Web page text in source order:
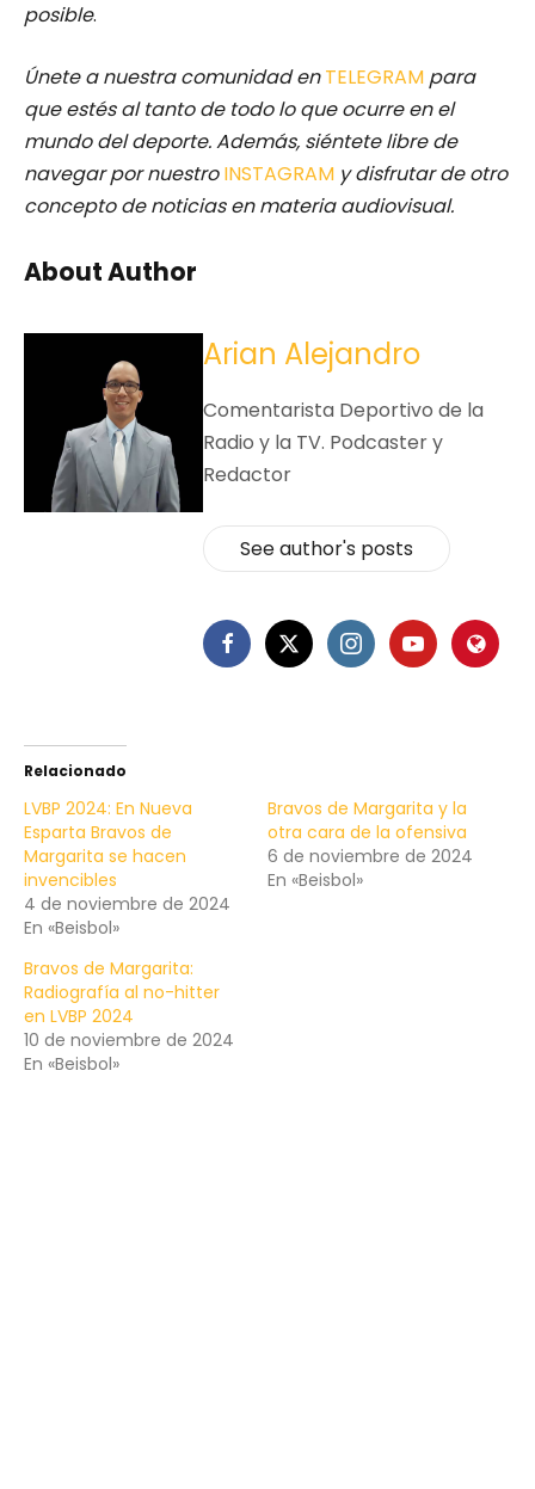
posible.
Únete a nuestra comunidad enTELEGRAM para
que estés al tanto de todo lo que ocurre en el
mundo del deporte. Además, siéntete libre de
navegar por nuestro INSTAGRAM y disfrutar de otro
concepto de noticias en materia audiovisual.
About Author
Arian Alejandro
Comentarista Deportivo de la
Radio y la TV. Podcaster y
Redactor
See author's posts
Relacionado
LVBP 2024: En Nueva
Esparta Bravos de
Margarita se hacen
invencibles
4 de noviembre de 2024
En «Beisbol»
Bravos de Margarita y la
otra cara de la ofensiva
6 de noviembre de 2024
En «Beisbol»
Bravos de Margarita:
Radiografía al no-hitter
en LVBP 2024
10 de noviembre de 2024
En «Beisbol»